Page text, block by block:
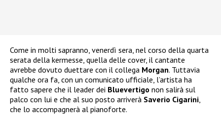
Come in molti sapranno, venerdì sera, nel corso della quarta
serata della kermesse, quella delle cover, il cantante
avrebbe dovuto duettare con il collega Morgan. Tuttavia
qualche ora fa, con un comunicato ufficiale, l’artista ha
fatto sapere che il leader dei Bluevertigo non salirà sul
palco con lui e che al suo posto arriverà Saverio Cigarini
che lo accompagnerà al pianoforte.